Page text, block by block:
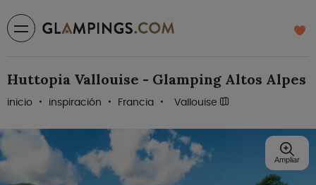
Huttopia Vallouise - Glamping Altos Alpes
inicio inspiración Francia Vallouise
Ampliar